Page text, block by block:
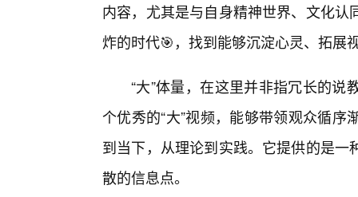
内容，尤其是与自身精神世界、文化
炸的时代🎯，找到能够沉淀心灵、拓展
“大”体量，在这里并非指冗长的
个优秀的“大”视频，能够带领观众循
到当下，从理论到实践。它提供的是
散的信息点。